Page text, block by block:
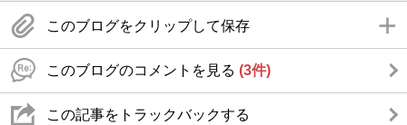
このブログをクリップして保存
このブログのコメントを見る (3件)
この記事をトラックバックする